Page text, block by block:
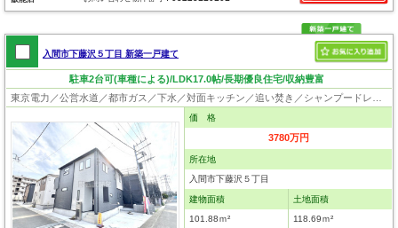
入間市下藤沢５丁目 新築一戸建て
駐車2台可(車種による)/LDK17.0帖/長期優良住宅/収納豊富
価 格
3780万円
所在地
入間市下藤沢５丁目
建物面積
101.88ｍ²
土地面積
118.69ｍ²